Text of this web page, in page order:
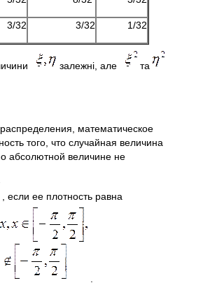
3/32 1/32
залежні, але
та
математическое
того, что случайная величина
абсолютной величине не
, если ее плотность равна